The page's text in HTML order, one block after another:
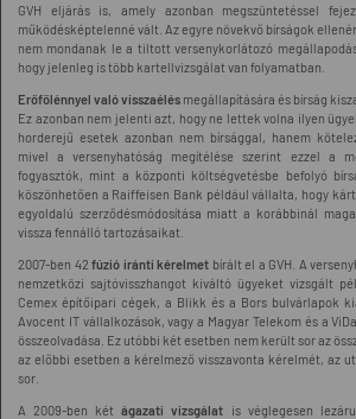
GVH eljárás is, amely azonban megszüntetéssel
működésképtelenné vált. Az egyre növekvő bírságok
nem mondanak le a tiltott versenykorlátozó
hogy jelenleg is több kartellvizsgálat van folyamatban.
Erőfölénnyel való visszaélés megállapítására és bírság
Ez azonban nem jelenti azt, hogy ne lettek volna ilyen
horderejű esetek azonban nem bírsággal, hanem
mivel a versenyhatóság megítélése szerint ezzel a
fogyasztók, mint a központi költségvetésbe befolyó
köszönhetően a Raiffeisen Bank például vállalta, hogy
egyoldalú szerződésmódosítása miatt a korábbinál
vissza fennálló tartozásaikat.
2007-ben 42 fúzió iránti kérelmet bírált el a GVH. A
nemzetközi sajtóvisszhangot kiváltó ügyeket vizsgált
Cemex építőipari cégek, a Blikk és a Bors bulvárlapok
Avocent IT vállalkozások, vagy a Magyar Telekom és a
összeolvadása. Ez utóbbi két esetben nem került sor az
az előbbi esetben a kérelmező visszavonta kérelmét, az
sor.
A 2009-ben kétágazati vizsgálat is véglegesen